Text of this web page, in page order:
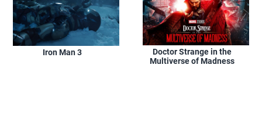
Iron Man 3
Doctor Strange in the
Multiverse of Madness